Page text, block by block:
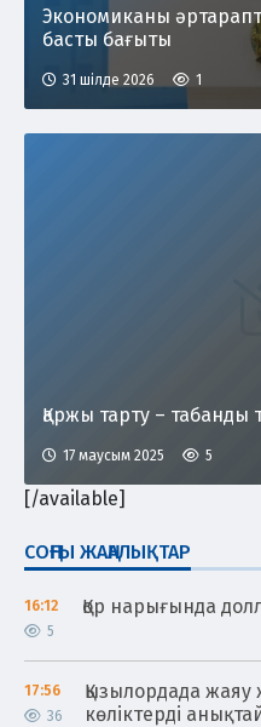
СОҢҒЫ ЖАҢАЛЫҚТАР
16:12
5
Қор нарығында
17:56
36
Қызылордада жаяу
көліктерді
Экономиканы
басты бағыты
31 шілде 2026 1
Қаржы тарту – табанды
17 маусым 2025 5
[/available]